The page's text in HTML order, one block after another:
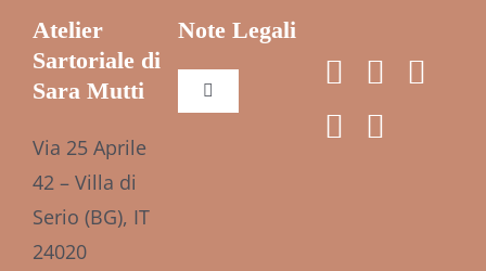
Atelier
Sartoriale di
Sara Mutti
Via 25 Aprile
42 – Villa di
Serio (BG), IT
24020
Note Legali
Toggle